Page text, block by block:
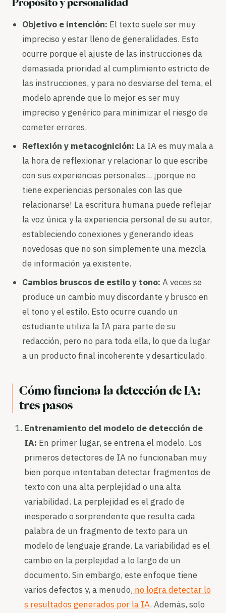
Propósito y personalidad
Objetivo e intención: El texto suele ser muy
impreciso y estar lleno de generalidades. Esto
ocurre porque el ajuste de las instrucciones da
demasiada prioridad al cumplimiento estricto de
las instrucciones, y para no desviarse del tema, el
modelo aprende que lo mejor es ser muy
impreciso y genérico para minimizar el riesgo de
cometer errores.
Reflexión y metacognición: La IA es muy mala a
la hora de reflexionar y relacionar lo que escribe
con sus experiencias personales... ¡porque no
tiene experiencias personales con las que
relacionarse! La escritura humana puede reflejar
la voz única y la experiencia personal de su autor,
estableciendo conexiones y generando ideas
novedosas que no son simplemente una mezcla
de información ya existente.
Cambios bruscos de estilo y tono: A veces se
produce un cambio muy discordante y brusco en
el tono y el estilo. Esto ocurre cuando un
estudiante utiliza la IA para parte de su
redacción, pero no para toda ella, lo que da lugar
a un producto final incoherente y desarticulado.
Cómo funciona la detección de IA:
tres pasos
Entrenamiento del modelo de detección de
IA: En primer lugar, se entrena el modelo. Los
primeros detectores de IA no funcionaban muy
bien porque intentaban detectar fragmentos de
texto con una alta perplejidad o una alta
variabilidad. La perplejidad es el grado de
inesperado o sorprendente que resulta cada
palabra de un fragmento de texto para un
modelo de lenguaje grande. La variabilidad es el
cambio en la perplejidad a lo largo de un
documento. Sin embargo, este enfoque tiene
varios defectos y, a menudo, no logra detectar lo
s resultados generados por la IA. Además, solo